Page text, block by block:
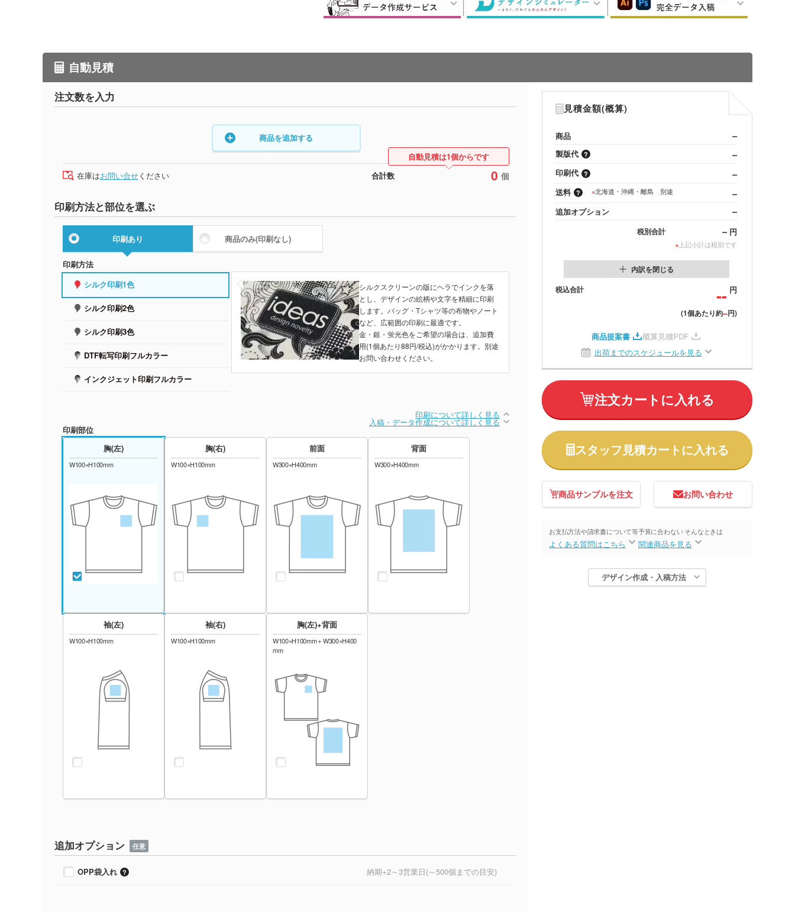
自動見積
注文数を入力
商品を追加する
在庫はお問い合せください 合計数 0 個
自動見積は1個からです
印刷方法と部位を選ぶ
印刷あり 商品のみ(印刷なし)
印刷方法
シルク印刷1色
シルク印刷2色
シルク印刷3色
DTF転写印刷フルカラー
インクジェット印刷フルカラー
シルクスクリーンの版にヘラでインクを落
とし、デザインの絵柄や文字を精細に印刷
します。バッグ・Tシャツ等の布物やノート
など、広範囲の印刷に最適です。
金・銀・蛍光色をご希望の場合は、追加費
用(1個あたり88円/税込)がかかります。別途
お問い合わせください。
印刷について詳しく見る
入稿・データ作成について詳しく見る
印刷部位
胸(左)
W100×H100mm
胸(右)
W100×H100mm
前面
W300×H400mm
背面
W300×H400mm
袖(左)
W100×H100mm
袖(右)
W100×H100mm
胸(左)+背面
W100×H100mm＋W300×H400
mm
追加オプション 任意
OPP袋入れ 納期+2～3営業日(～500個までの目安)
見積金額(概算)
商品
--
製版代
--
印刷代
--
送料
※北海道・沖縄・離島 別途
--
追加オプション
--
税別合計 -- 円
※ 上記小計は税別です
内訳を閉じる
税込合計
-- 円
(1個あたり約--円)
商品提案書
概算見積PDF
出荷までのスケジュールを見る
注文カートに入れる
スタッフ見積カートに入れる
商品サンプルを注文 お問い合わせ
お支払方法や請求書について等
よくある質問はこちら
予算に合わない そんなときは
関連商品を見る
デザイン作成・入稿方法